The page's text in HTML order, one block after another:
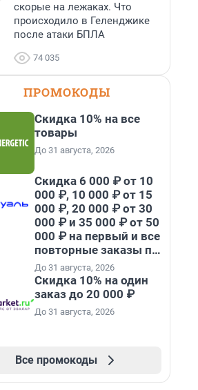
скорые на лежаках. Что
происходило в Геленджике
после атаки БПЛА
74 035
ПРОМОКОДЫ
Скидка 10% на все
товары
До 31 августа, 2026
Скидка 6 000 ₽ от 10
000 ₽, 10 000 ₽ от 15
000 ₽, 20 000 ₽ от 30
000 ₽ и 35 000 ₽ от 50
000 ₽ на первый и все
повторные заказы по
промокоду НАБЕРИ
До 31 августа, 2026
Скидка 10% на один
заказ до 20 000 ₽
До 31 августа, 2026
Все промокоды